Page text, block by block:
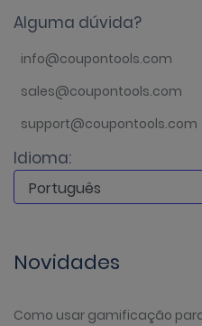
Alguma dúvida?
info@coupontools.com
sales@coupontools.com
support@coupontools.com
Idioma:
Novidades
Como usar gamificação